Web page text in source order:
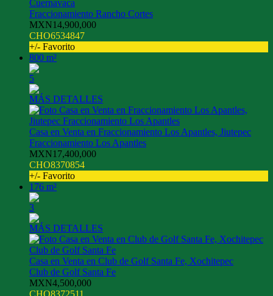
Cuernavaca
Fraccionamiento Rancho Cortes
MXN14,900,000
CHO6534847
+/- Favorito
800 m²
5
MÁS DETALLES
Casa en Venta en Fraccionamiento Los Apantles, Jiutepec
Fraccionamiento Los Apantles
MXN17,400,000
CHO8370854
+/- Favorito
176 m²
3
MÁS DETALLES
Casa en Venta en Club de Golf Santa Fe, Xochitepec
Club de Golf Santa Fe
MXN4,500,000
CHO8372511